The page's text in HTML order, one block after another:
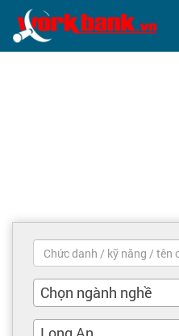
Việc làm mới nhất
Tìm việc làm
Chọn ngành nghề